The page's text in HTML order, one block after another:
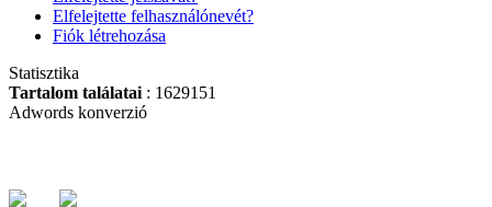
Elfelejtette felhasználónevét?
Fiók létrehozása
Statisztika
Tartalom találatai : 1629151
Adwords konverzió
Univerzális
szekrénykulcs MK9